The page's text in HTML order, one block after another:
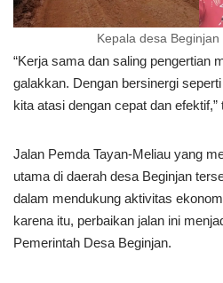
Kepala desa
“Kerja sama dan saling pengertian
galakkan. Dengan bersinergi
kita atasi dengan cepat dan efektif,”
Jalan Pemda Tayan-Meliau yang
utama di daerah desa Beginjan
dalam mendukung aktivitas
karena itu, perbaikan jalan ini
Pemerintah Desa Beginjan.